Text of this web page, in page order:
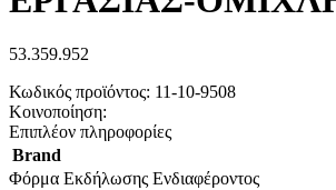
53.359.952
Κωδικός προϊόντος: 11-10-9508
Κοινοποίηση:
Επιπλέον πληροφορίες
Brand
Φόρμα Εκδήλωσης Ενδιαφέροντος